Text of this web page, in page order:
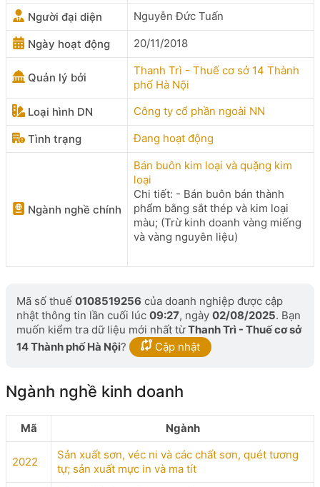
Người đại diện Nguyễn Đức Tuấn
Ngày hoạt động 20/11/2018
Quản lý bởi
Thanh Trì - Thuế cơ sở 14 Thành
phố Hà Nội
Loại hình DN
Công ty cổ phần ngoài NN
Tình trạng Đang hoạt động
Ngành nghề chính
Bán buôn kim loại và quặng kim
loại
Chi tiết: - Bán buôn bán thành
phẩm bằng sắt thép và kim loại
màu; (Trừ kinh doanh vàng miếng
và vàng nguyên liệu)
Mã số thuế 0108519256 của doanh nghiệp được cập
nhật thông tin lần cuối lúc 09:27, ngày 02/08/2025. Bạn
muốn kiểm tra dữ liệu mới nhất từThanh Trì - Thuế cơ sở
14 Thành phố Hà Nội? Cập nhật
Ngành nghề kinh doanh
Mã Ngành
2022
Sản xuất sơn, véc ni và các chất sơn, quét tương
tự; sản xuất mực in và ma tít